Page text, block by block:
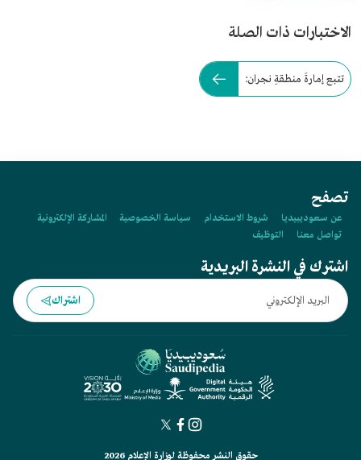
الاختبارات ذات الصلة
تتبع إمارةَ منطقةِ نجران:
تصفح
عن سعوديبيديا شروط الاستخدام سياسة الخصوصية
المشاركة الإلكترونية
تواصل معنا
التوظيف
اشترك في النشرة البريدية
اشتراك
حقوق النشر محفوظة لوزارة الإعلام 2026